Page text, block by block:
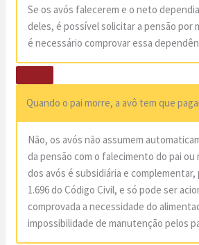
Se os avós falecerem e o neto
deles, é possível solicitar a pensão por
é necessário comprovar essa
Quando o pai morre, a avô tem que
Não, os avós não assumem
da pensão com o falecimento do pai ou
dos avós é subsidiária e
1.696 do Código Civil, e só pode ser
comprovada a necessidade do
impossibilidade de manutenção pelos